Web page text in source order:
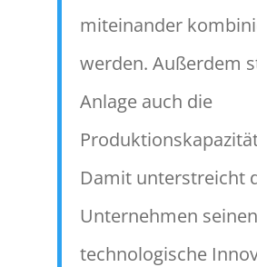
miteinander
werden. Außerdem
Anlage auch die
Damit unterstreicht
Unternehmen
technologische